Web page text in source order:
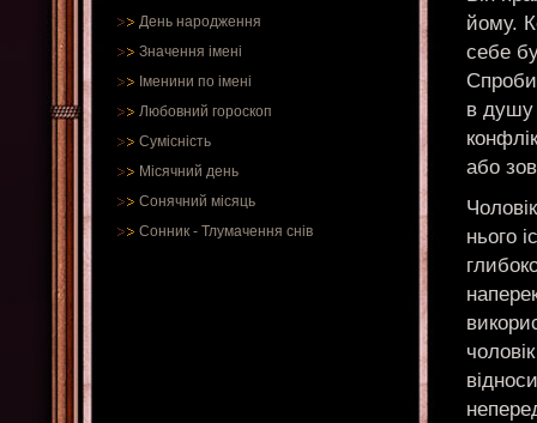
День народження
Значення імені
Іменини по імені
Любовний гороскоп
Сумісність
Місячний день
Сонячний місяць
Сонник - Тлумачення снів
йому.
себе
Спроби
в душу
або
нього